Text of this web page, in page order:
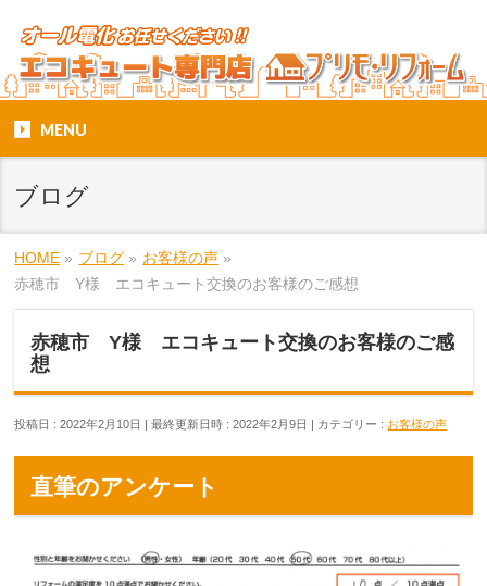
MENU
ブログ
HOME » ブログ » お客様の声 »
赤穂市 Y様 エコキュート交換のお客様のご感想
赤穂市 Y様 エコキュート交換のお客様のご感
想
投稿日 : 2022年2月10日 最終更新日時 : 2022年2月9日 カテゴリー : お客様の声
直筆のアンケート